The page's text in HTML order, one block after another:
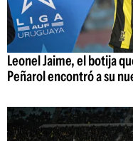
Leonel Jaime, el botija
Peñarol encontró a su